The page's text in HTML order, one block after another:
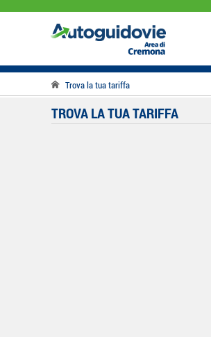
Trova la tua tariffa
TROVA LA TUA TARIFFA